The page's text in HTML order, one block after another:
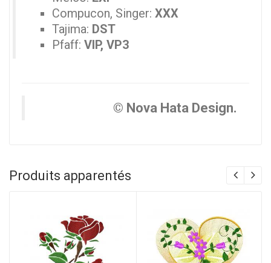
Compucon, Singer: XXX
Tajima: DST
Pfaff: VIP, VP3
© Nova Hata Design.
Produits apparentés